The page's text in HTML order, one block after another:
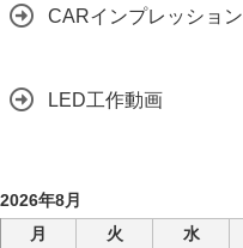
CARインプレッション
LED工作動画
2026年8月
月
火 水